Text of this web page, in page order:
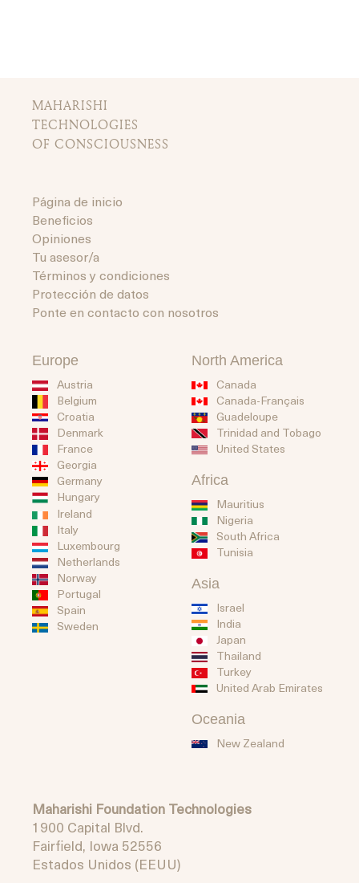
MAHARISHI
TECHNOLOGIES
OF CONSCIOUSNESS
Página de inicio
Beneficios
Opiniones
Tu asesor/a
Términos y condiciones
Protección de datos
Ponte en contacto con nosotros
Europe
Austria
Belgium
Croatia
Denmark
France
Georgia
Germany
Hungary
Ireland
Italy
Luxembourg
Netherlands
Norway
Portugal
Spain
Sweden
North America
Canada
Canada-Français
Guadeloupe
Trinidad and Tobago
United States
Africa
Mauritius
Nigeria
South Africa
Tunisia
Asia
Israel
India
Japan
Thailand
Turkey
United Arab Emirates
Oceania
New Zealand
Maharishi Foundation Technologies
1900 Capital Blvd.
Fairfield, Iowa 52556
Estados Unidos (EEUU)